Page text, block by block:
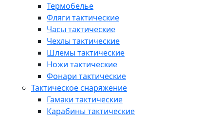
Термобелье
Фляги тактические
Часы тактические
Чехлы тактические
Шлемы тактические
Ножи тактические
Фонари тактические
Тактическое снаряжение
Гамаки тактические
Карабины тактические